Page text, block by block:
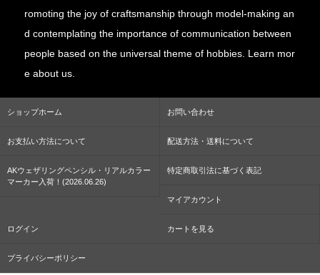
romoting the joy of craftsmanship through model-making an
d contemplating the importance of communication between
people based on the universal theme of hobbies. Learn mor
e about us.
ショップホーム お問い合わせ
お支払い方法について 配送方法・送料について
AKウェザリングペンシル・リアルカラー
マーカー入荷！(2026.06.26)
特定商取引法に基づく表記
マイアカウント
ログイン カートを見る
プライバシーポリシー